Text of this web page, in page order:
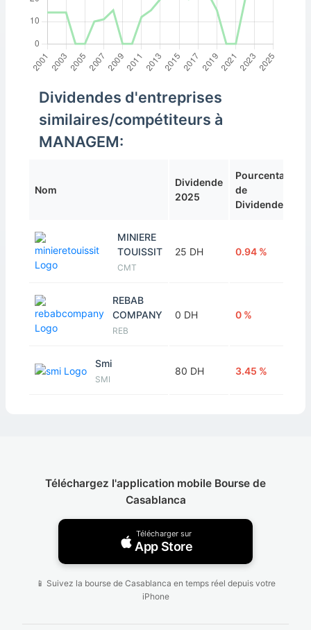
Dividendes d'entreprises
similaires/compétiteurs à
MANAGEM:
Nom
Dividende
2025
Pourcentage
de
Dividende
MINIERE
TOUISSIT
CMT
25 DH 0.94 %
REBAB
COMPANY
REB
0 DH 0 %
Smi
SMI
80 DH 3.45 %
Téléchargez l'application mobile Bourse de
Casablanca
Télécharger sur
App Store
📱 Suivez la bourse de Casablanca en temps réel depuis votre
iPhone